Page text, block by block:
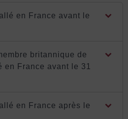
en France avant le
britannique de
France avant le 31
en France après le